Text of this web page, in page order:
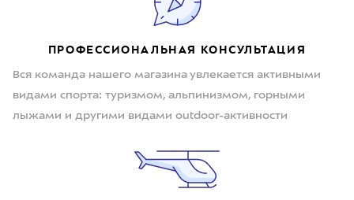
ПРОФЕССИОНАЛЬНАЯ КОНСУЛЬТАЦИЯ
Вся команда нашего магазина увлекается активными
видами спорта: туризмом, альпинизмом, горными
лыжами и другими видами outdoor-активности